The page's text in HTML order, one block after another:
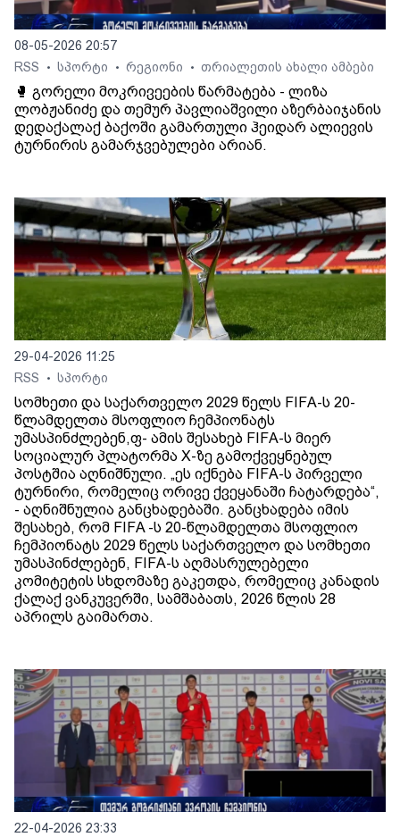
08-05-2026 20:57
RSS
• სპორტი • რეგიონი • თრიალეთის ახალი ამბები
🥊 გორელი მოკრივეების წარმატება - ლიზა
ლობჟანიძე და თემურ პავლიაშვილი აზერბაიჯანის
დედაქალაქ ბაქოში გამართული ჰეიდარ ალიევის
ტურნირის გამარჯვებულები არიან.
29-04-2026 11:25
RSS
• სპორტი
სომხეთი და საქართველო 2029 წელს FIFA-ს 20-
წლამდელთა მსოფლიო ჩემპიონატს
უმასპინძლებენ,ფ- ამის შესახებ FIFA-ს მიერ
სოციალურ პლატორმა X-ზე გამოქვეყნებულ
პოსტშია აღნიშნული. „ეს იქნება FIFA-ს პირველი
ტურნირი, რომელიც ორივე ქვეყანაში ჩატარდება“,
- აღნიშნულია განცხადებაში. განცხადება იმის
შესახებ, რომ FIFA -ს 20-წლამდელთა მსოფლიო
ჩემპიონატს 2029 წელს საქართველო და სომხეთი
უმასპინძლებენ, FIFA-ს აღმასრულებელი
კომიტეტის სხდომაზე გაკეთდა, რომელიც კანადის
ქალაქ ვანკუვერში, სამშაბათს, 2026 წლის 28
აპრილს გაიმართა.
22-04-2026 23:33